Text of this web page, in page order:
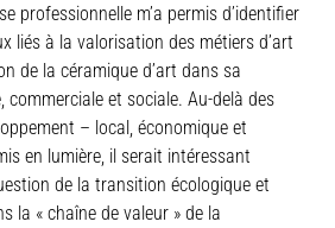
professionnelle m’a permis d’identifier
liés à la valorisation des métiers d’art
de la céramique d’art dans sa
commerciale et sociale. Au-delà des
– local, économique et
en lumière, il serait intéressant
de la transition écologique et
la « chaîne de valeur » de la